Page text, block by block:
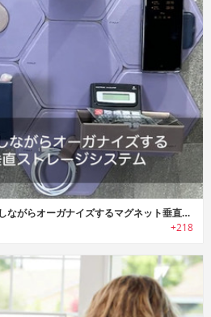
Wallganize｜スペースを節約しながらオーガナイズするマグネット垂直ストレージシステム「ウォールガナイズ」
+218